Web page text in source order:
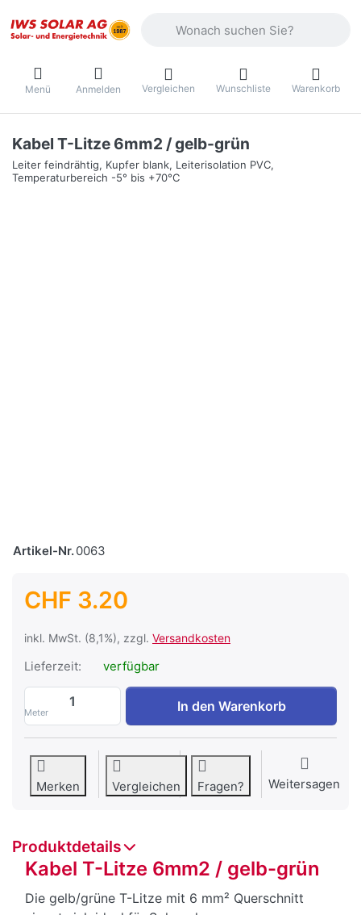
Menü Anmelden Vergleichen Wunschliste Warenkorb
Kabel T-Litze 6mm2 / gelb-grün
Leiter feindrähtig, Kupfer blank, Leiterisolation PVC,
Temperaturbereich -5° bis +70°C
Artikel-Nr.0063
CHF 3.20
inkl. MwSt. (8,1%), zzgl. Versandkosten
Lieferzeit: verfügbar
Meter
Kabel T-Litze 6mm2 / gelb-grün zu CHF
In den Warenkorb
Merken Vergleichen Fragen? Weitersagen
Produktdetails
Kabel T-Litze 6mm2 / gelb-grün
Die gelb/grüne T-Litze mit 6 mm² Querschnitt